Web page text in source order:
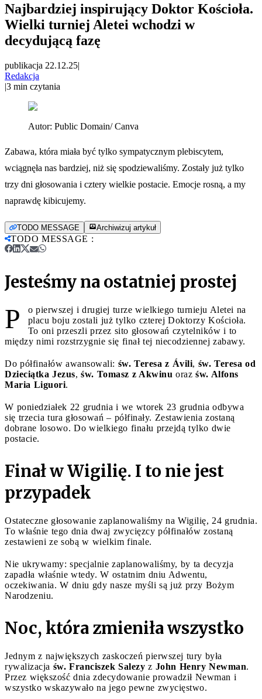
Najbardziej inspirujący Doktor Kościoła.
Wielki turniej Aletei wchodzi w
decydującą fazę
publikacja 22.12.25|
Redakcja
|3 min czytania
Autor: Public Domain/ Canva
Zabawa, która miała być tylko sympatycznym plebiscytem,
wciągnęła nas bardziej, niż się spodziewaliśmy. Zostały już tylko
trzy dni głosowania i cztery wielkie postacie. Emocje rosną, a my
naprawdę kibicujemy.
TODO MESSAGE Archiwizuj artykuł
TODO MESSAGE :
Jesteśmy na ostatniej prostej
P
o pierwszej i drugiej turze wielkiego turnieju Aletei na
placu boju zostali już tylko czterej Doktorzy Kościoła.
To oni przeszli przez sito głosowań czytelników i to
między nimi rozstrzygnie się finał tej niecodziennej zabawy.
Do półfinałów awansowali: św. Teresa z Ávili, św. Teresa od
Dzieciątka Jezus, św. Tomasz z Akwinu oraz św. Alfons
Maria Liguori.
W poniedziałek 22 grudnia i we wtorek 23 grudnia odbywa
się trzecia tura głosowań – półfinały. Zestawienia zostaną
dobrane losowo. Do wielkiego finału przejdą tylko dwie
postacie.
Finał w Wigilię. I to nie jest
przypadek
Ostateczne głosowanie zaplanowaliśmy na Wigilię, 24 grudnia.
To właśnie tego dnia dwaj zwycięzcy półfinałów zostaną
zestawieni ze sobą w wielkim finale.
Nie ukrywamy: specjalnie zaplanowaliśmy, by ta decyzja
zapadła właśnie wtedy. W ostatnim dniu Adwentu,
oczekiwania. W dniu gdy nasze myśli są już przy Bożym
Narodzeniu.
Noc, która zmieniła wszystko
Jednym z największych zaskoczeń pierwszej tury była
rywalizacja św. Franciszek Salezy z John Henry Newman.
Przez większość dnia zdecydowanie prowadził Newman i
wszystko wskazywało na jego pewne zwycięstwo.